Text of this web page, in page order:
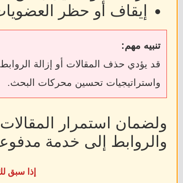
إيقاف أو حظر
تنبيه مهم:
واستراتيجيات تحسين محركات البحث.
ولضمان استمرار
والروابط إلى خدمة
إذا سبق